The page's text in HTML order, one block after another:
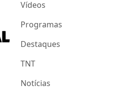
Vídeos
Programas
Destaques
TNT
Notícias